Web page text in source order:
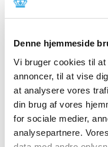
Denne hjemmeside
Vi bruger cookies til
annoncer, til at vise
at analysere vores
din brug af vores
for sociale medier,
analysepartnere.
Click here to see the
apotekernes
Go to English